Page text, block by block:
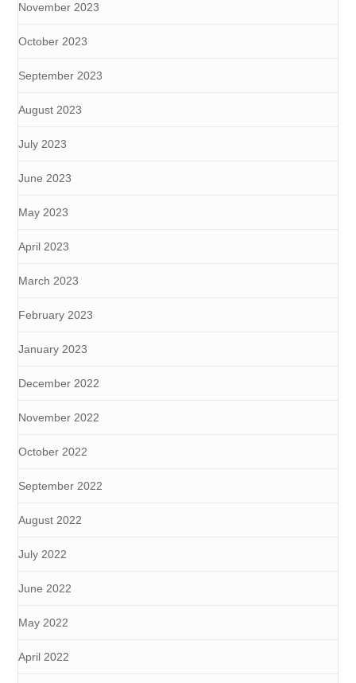
November 2023
October 2023
September 2023
August 2023
July 2023
June 2023
May 2023
April 2023
March 2023
February 2023
January 2023
December 2022
November 2022
October 2022
September 2022
August 2022
July 2022
June 2022
May 2022
April 2022